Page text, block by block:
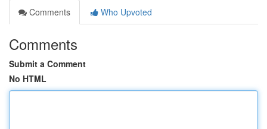
Comments
Who Upvoted
Comments
Submit a Comment
No HTML